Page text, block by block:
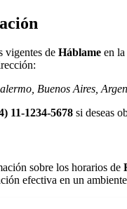
vigentes de Háblame en
Buenos Aires,
11-1234-5678 si deseas
sobre los horarios de
efectiva en un